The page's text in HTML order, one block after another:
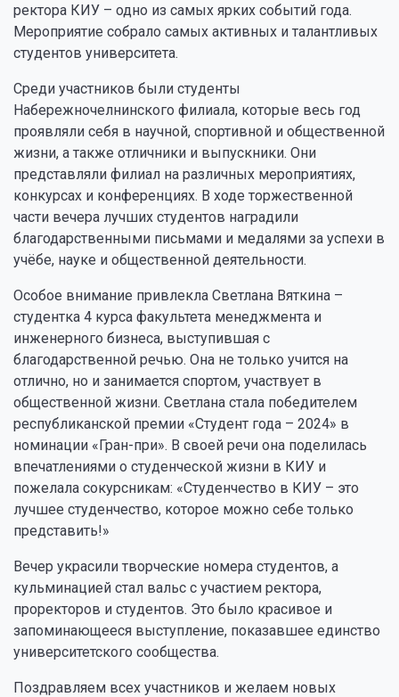
ректора КИУ – одно из самых ярких событий года.
Мероприятие собрало самых активных и талантливых
студентов университета.
Среди участников были студенты
Набережночелнинского филиала, которые весь год
проявляли себя в научной, спортивной и общественной
жизни, а также отличники и выпускники. Они
представляли филиал на различных мероприятиях,
конкурсах и конференциях. В ходе торжественной
части вечера лучших студентов наградили
благодарственными письмами и медалями за успехи в
учёбе, науке и общественной деятельности.
Особое внимание привлекла Светлана Вяткина –
студентка 4 курса факультета менеджмента и
инженерного бизнеса, выступившая с
благодарственной речью. Она не только учится на
отлично, но и занимается спортом, участвует в
общественной жизни. Светлана стала победителем
республиканской премии «Студент года – 2024» в
номинации «Гран-при». В своей речи она поделилась
впечатлениями о студенческой жизни в КИУ и
пожелала сокурсникам: «Студенчество в КИУ – это
лучшее студенчество, которое можно себе только
представить!»
Вечер украсили творческие номера студентов, а
кульминацией стал вальс с участием ректора,
проректоров и студентов. Это было красивое и
запоминающееся выступление, показавшее единство
университетского сообщества.
Поздравляем всех участников и желаем новых